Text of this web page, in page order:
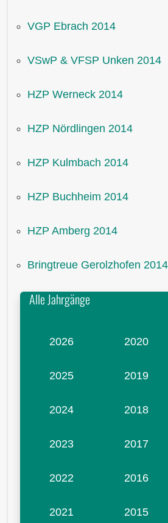
VGP Ebrach 2014
VSwP & VFSP Unken 2014
HZP Werneck 2014
HZP Nördlingen 2014
HZP Kulmbach 2014
HZP Buchheim 2014
HZP Amberg 2014
Bringtreue Gerolzhofen 2014
Alle Jahrgänge
2026
2025
2024
2023
2022
2021
2020
2019
2018
2017
2016
2015